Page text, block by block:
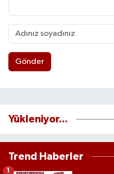
Gönder
Yükleniyor...
Trend Haberler